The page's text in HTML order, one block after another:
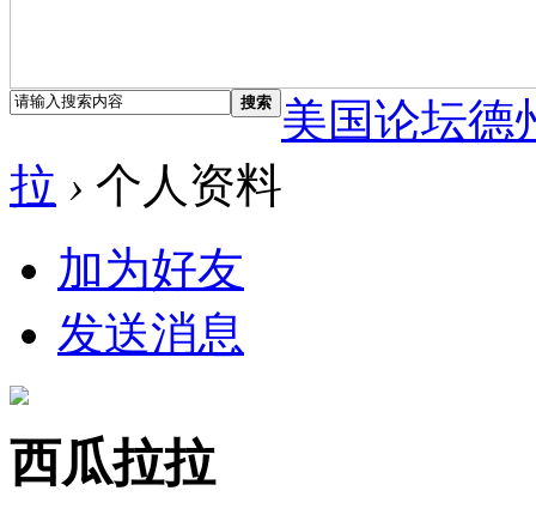
搜索
美国论坛德
拉 › 个人资料
加为好友
发送消息
西瓜拉拉